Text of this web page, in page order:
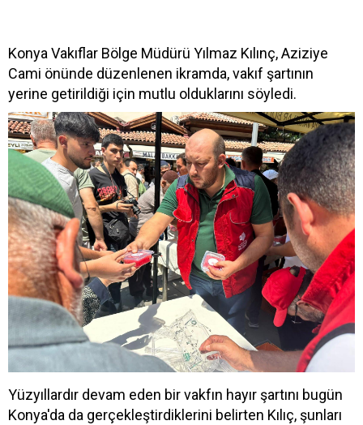
Konya Vakıflar Bölge Müdürü Yılmaz Kılınç, Aziziye
Cami önünde düzenlenen ikramda, vakıf şartının
yerine getirildiği için mutlu olduklarını söyledi.
Yüzyıllardır devam eden bir vakfın hayır şartını bugün
Konya'da da gerçekleştirdiklerini belirten Kılıç, şunları